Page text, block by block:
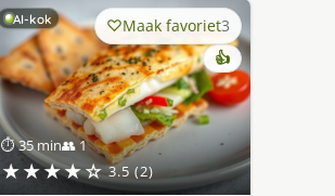
AI-kok
⏱ 35 min👥 1
★★★★☆ 3.5 (2)
Maak favoriet3
👍